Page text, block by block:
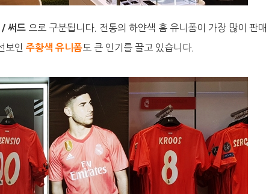
/ 써드 으로 구분됩니다. 전통의 하얀색 홈 유니폼이 가장 많이 판매
보인 주황색 유니폼도 큰 인기를 끌고 있습니다.